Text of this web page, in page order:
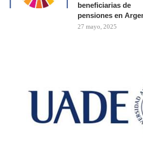
beneficiarias de
pensiones en
27 mayo, 2025